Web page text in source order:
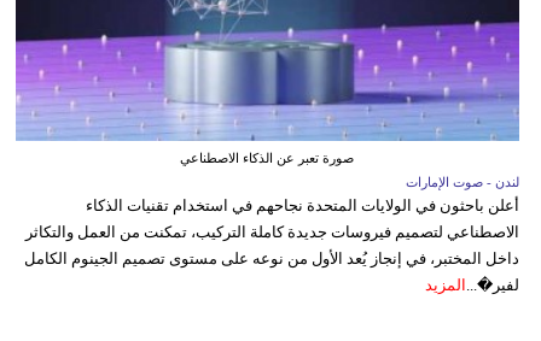
صورة تعبر عن الذكاء الاصطناعي
لندن - صوت الإمارات
أعلن باحثون في الولايات المتحدة نجاحهم في استخدام تقنيات الذكاء
الاصطناعي لتصميم فيروسات جديدة كاملة التركيب، تمكنت من العمل والتكاثر
داخل المختبر، في إنجاز يُعد الأول من نوعه على مستوى تصميم الجينوم الكامل
لفير�...
المزيد